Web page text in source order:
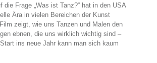
die Frage „Was ist Tanz?“ hat in den USA
Ära in vielen Bereichen der Kunst
zeigt, wie uns Tanzen und Malen den
ebnen, die uns wirklich wichtig sind –
ins neue Jahr kann man sich kaum